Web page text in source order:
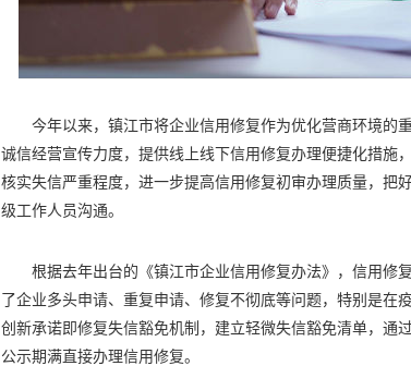
今年以来，镇江市将企业信用修复作为优化营商环境的
诚信经营宣传力度，提供线上线下信用修复办理便捷化措施
核实失信严重程度，进一步提高信用修复初审办理质量，把
级工作人员沟通。
根据去年出台的《镇江市企业信用修复办法》，信用修
了企业多头申请、重复申请、修复不彻底等问题，特别是在
创新承诺即修复失信豁免机制，建立轻微失信豁免清单，通
公示期满直接办理信用修复。